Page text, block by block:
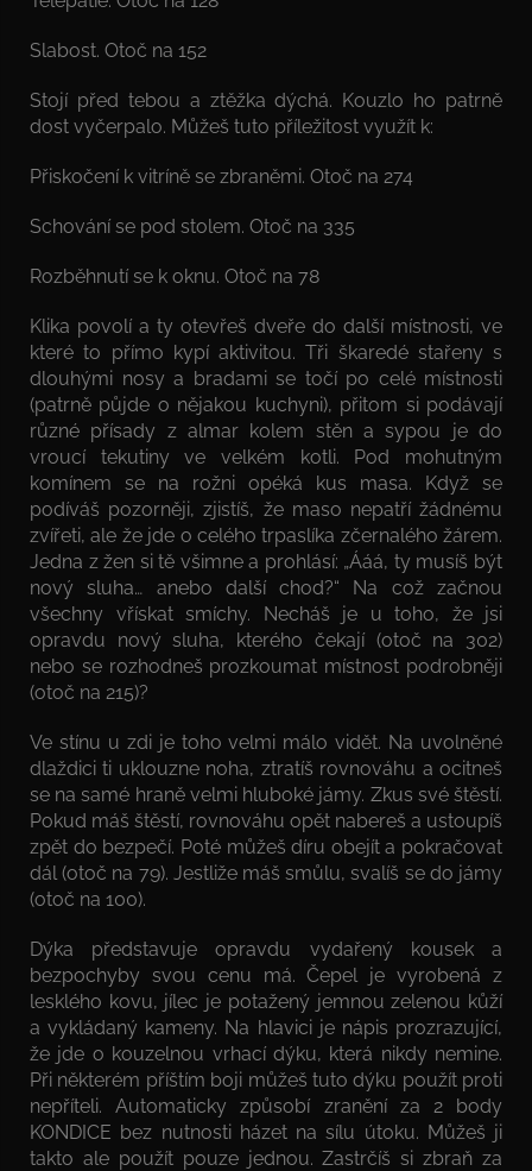
Slabost. Otoč na 152
Stojí před tebou a ztěžka dýchá. Kouzlo ho patrně
dost vyčerpalo. Můžeš tuto příležitost využít k:
Přiskočení k vitríně se zbraněmi. Otoč na 274
Schování se pod stolem. Otoč na 335
Rozběhnutí se k oknu. Otoč na 78
Klika povolí a ty otevřeš dveře do další místnosti, ve
které to přímo kypí aktivitou. Tři škaredé stařeny s
dlouhými nosy a bradami se točí po celé místnosti
(patrně půjde o nějakou kuchyni), přitom si podávají
různé přísady z almar kolem stěn a sypou je do
vroucí tekutiny ve velkém kotli. Pod mohutným
komínem se na rožni opéká kus masa. Když se
podíváš pozorněji, zjistíš, že maso nepatří žádnému
zvířeti, ale že jde o celého trpaslíka zčernalého žárem.
Jedna z žen si tě všimne a prohlásí: „Ááá, ty musíš být
nový sluha… anebo další chod?“ Na což začnou
všechny vřískat smíchy. Necháš je u toho, že jsi
opravdu nový sluha, kterého čekají (otoč na 302)
nebo se rozhodneš prozkoumat místnost podrobněji
(otoč na 215)?
Ve stínu u zdi je toho velmi málo vidět. Na uvolněné
dlaždici ti uklouzne noha, ztratíš rovnováhu a ocitneš
se na samé hraně velmi hluboké jámy. Zkus své štěstí.
Pokud máš štěstí, rovnováhu opět nabereš a ustoupíš
zpět do bezpečí. Poté můžeš díru obejít a pokračovat
dál (otoč na 79). Jestliže máš smůlu, svalíš se do jámy
(otoč na 100).
Dýka představuje opravdu vydařený kousek a
bezpochyby svou cenu má. Čepel je vyrobená z
lesklého kovu, jílec je potažený jemnou zelenou kůží
a vykládaný kameny. Na hlavici je nápis prozrazující,
že jde o kouzelnou vrhací dýku, která nikdy nemine.
Při některém příštím boji můžeš tuto dýku použít proti
nepříteli. Automaticky způsobí zranění za 2 body
KONDICE bez nutnosti házet na sílu útoku. Můžeš ji
takto ale použít pouze jednou. Zastrčíš si zbraň za